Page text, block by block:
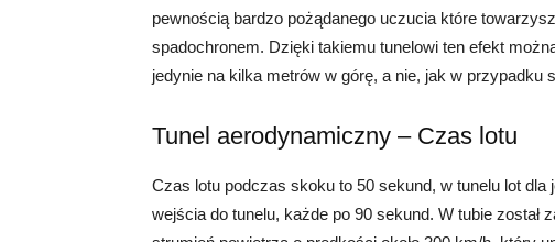
pewnością bardzo pożądanego uczucia które
spadochronem. Dzięki takiemu tunelowi ten efekt
jedynie na kilka metrów w górę, a nie, jak w przypadku
Tunel aerodynamiczny – Czas lotu
Czas lotu podczas skoku to 50 sekund, w tunelu lot
wejścia do tunelu, każde po 90 sekund. W tubie został